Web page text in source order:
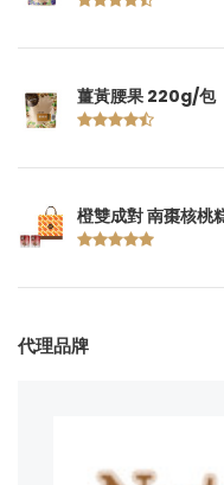
薑黃腰果 220g/包
橙雙成對 南棗核桃
代理品牌